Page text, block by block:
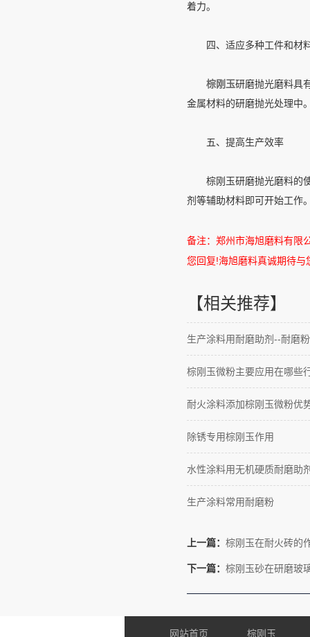
着力。
四、适应多种工件和材
棕刚玉研磨抛光磨料具
金属材料的研磨抛光处理中
五、提高生产效率
棕刚玉研磨抛光磨料的使
剂等辅助材料即可开始工作
备注：郑州市海旭磨料有限
您回复!海旭磨料真诚期待与
【相关推荐】
生产涂料用耐磨助剂--耐磨粉
棕刚玉微粉主要应用在哪些
耐火涂料添加棕刚玉微粉优
除锈专用棕刚玉作用
水性涂料用无机硬质耐磨助
生产涂料常用耐磨粉
上一篇： 棕刚玉在耐火砖的
下一篇： 棕刚玉砂在研磨玻
网站首页 棕刚玉